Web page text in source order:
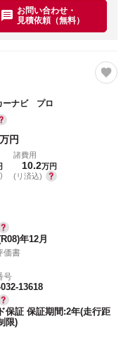
お問い合わせ・
見積依頼（無料）
ーナビ プロ
万円
諸費用
10.2万円
(リ済込)
年12月
価書
号
13618
保証 保証期間:2年(走行距
限)